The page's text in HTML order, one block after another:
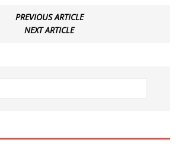
PREVIOUS ARTICLE
NEXT ARTICLE